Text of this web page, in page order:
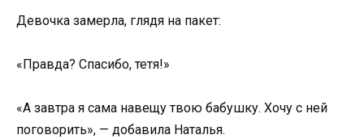
Девочка замерла, глядя на пакет:
«Правда? Спасибо, тетя!»
«А завтра я сама навещу твою бабушку. Хочу с ней
поговорить», — добавила Наталья.